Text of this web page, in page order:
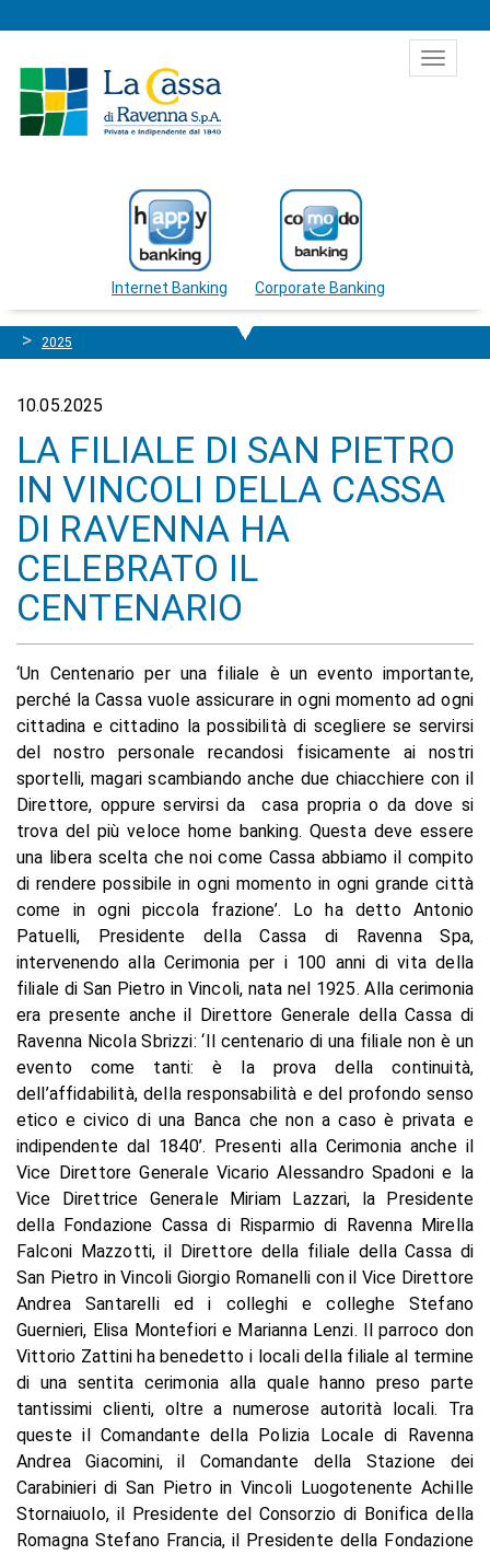
Toggle
Internet Banking Corporate Banking
2025
10.05.2025
LA FILIALE DI SAN PIETRO
IN VINCOLI DELLA CASSA
DI RAVENNA HA
CELEBRATO IL
CENTENARIO
‘Un Centenario per una filiale è un evento importante,
perché la Cassa vuole assicurare in ogni momento ad ogni
cittadina e cittadino la possibilità di scegliere se servirsi
del nostro personale recandosi fisicamente ai nostri
sportelli, magari scambiando anche due chiacchiere con il
Direttore, oppure servirsi da casa propria o da dove si
trova del più veloce home banking. Questa deve essere
una libera scelta che noi come Cassa abbiamo il compito
di rendere possibile in ogni momento in ogni grande città
come in ogni piccola frazione’. Lo ha detto Antonio
Patuelli, Presidente della Cassa di Ravenna Spa,
intervenendo alla Cerimonia per i 100 anni di vita della
filiale di San Pietro in Vincoli, nata nel 1925. Alla cerimonia
era presente anche il Direttore Generale della Cassa di
Ravenna Nicola Sbrizzi: ‘Il centenario di una filiale non è un
evento come tanti: è la prova della continuità,
dell’affidabilità, della responsabilità e del profondo senso
etico e civico di una Banca che non a caso è privata e
indipendente dal 1840’. Presenti alla Cerimonia anche il
Vice Direttore Generale Vicario Alessandro Spadoni e la
Vice Direttrice Generale Miriam Lazzari, la Presidente
della Fondazione Cassa di Risparmio di Ravenna Mirella
Falconi Mazzotti, il Direttore della filiale della Cassa di
San Pietro in Vincoli Giorgio Romanelli con il Vice Direttore
Andrea Santarelli ed i colleghi e colleghe Stefano
Guernieri, Elisa Montefiori e Marianna Lenzi. Il parroco don
Vittorio Zattini ha benedetto i locali della filiale al termine
di una sentita cerimonia alla quale hanno preso parte
tantissimi clienti, oltre a numerose autorità locali. Tra
queste il Comandante della Polizia Locale di Ravenna
Andrea Giacomini, il Comandante della Stazione dei
Carabinieri di San Pietro in Vincoli Luogotenente Achille
Stornaiuolo, il Presidente del Consorzio di Bonifica della
Romagna Stefano Francia, il Presidente della Fondazione